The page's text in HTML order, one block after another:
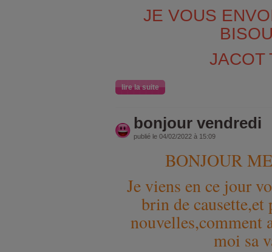
JE VOUS
JACOT
lire la suite
bonjour vendredi
publié le 04/02/2022 à 15:09
BONJOUR
Je viens en ce jour
brin de causette,et
nouvelles,comment
moi sa